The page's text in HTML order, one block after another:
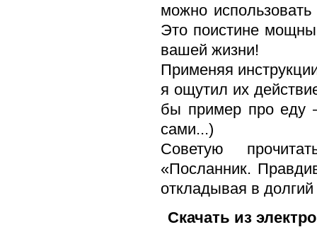
можно
Это поистине
вашей жизни!
Применяя
я ощутил их
бы пример про еду
сами...)
Советую
«Посланник.
откладывая в
Скачать из